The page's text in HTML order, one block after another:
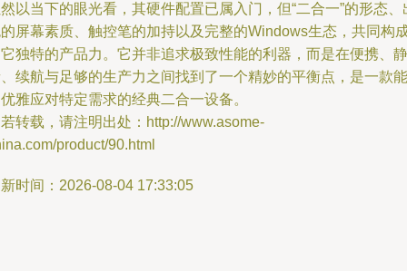
以当下的眼光看，其硬件配置已属入门，但“二合一”的形态、
屏幕素质、触控笔的加持以及完整的Windows生态，共同构
独特的产品力。它并非追求极致性能的利器，而是在便携、静
续航与足够的生产力之间找到了一个精妙的平衡点，是一款能
雅应对特定需求的经典二合一设备。
转载，请注明出处：http://www.asome-
product/90.html
时间：2026-08-04 17:33:05